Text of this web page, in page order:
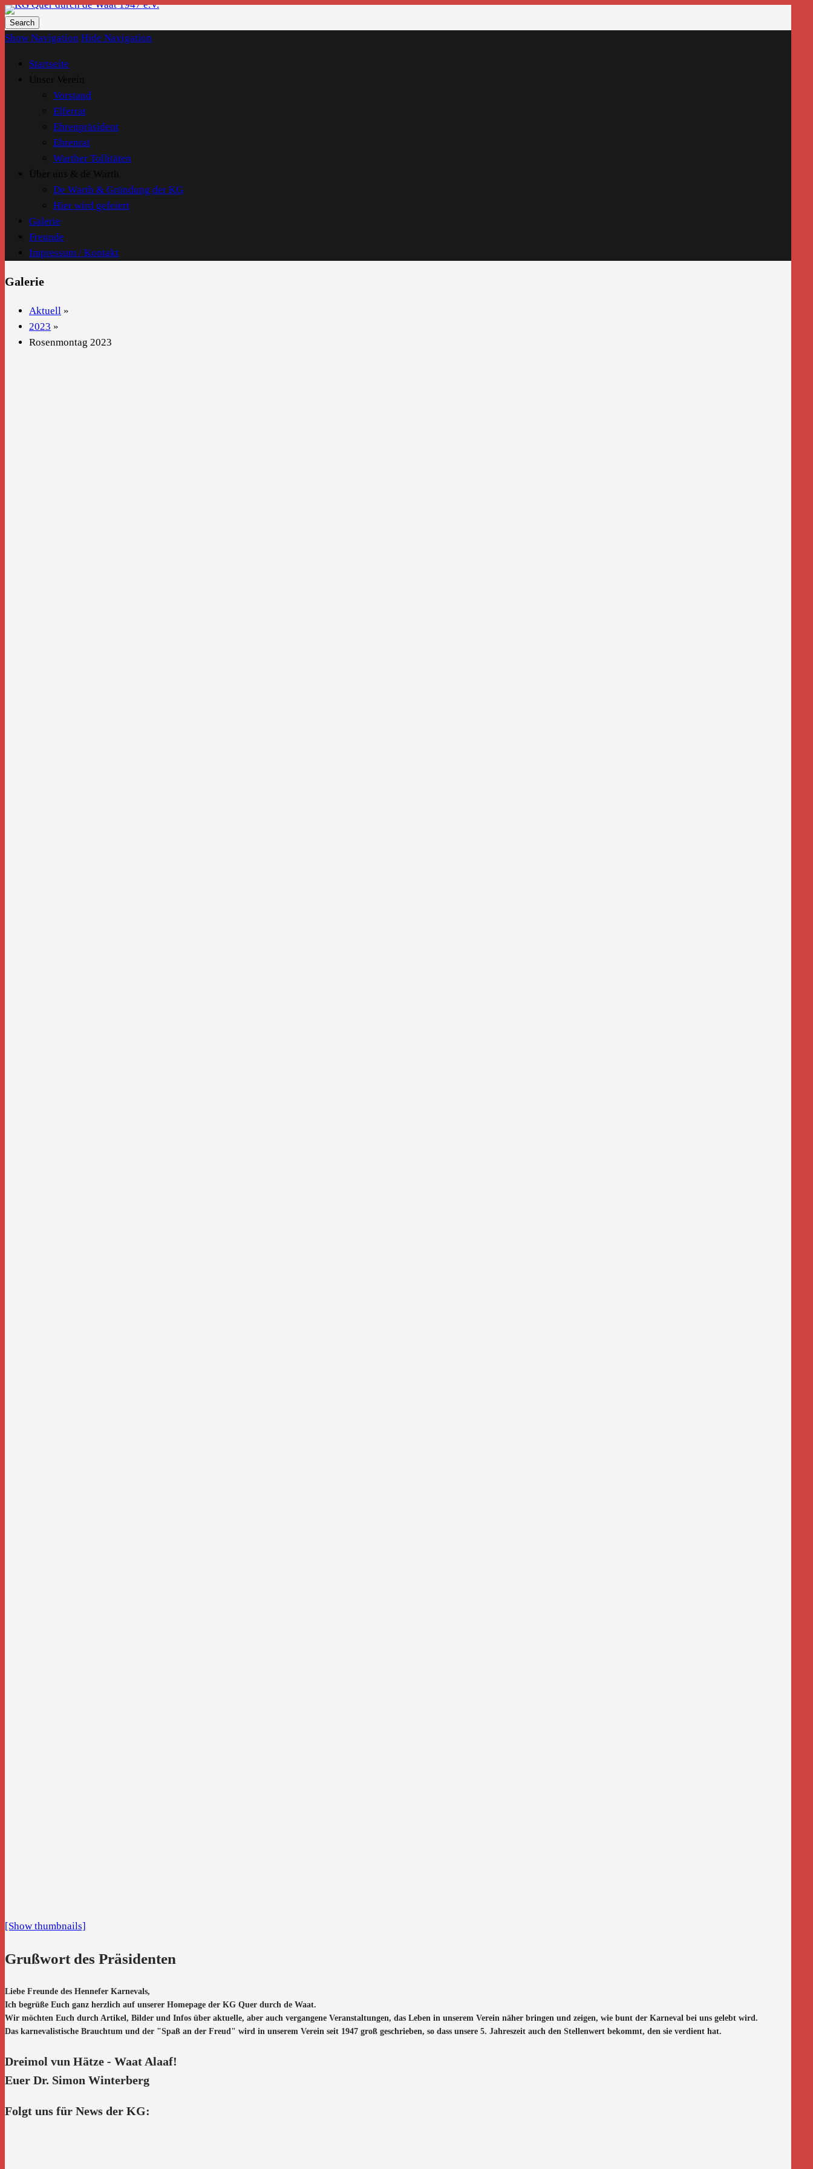
KG Quer durch de Waat 1947 e.V.
Show Navigation Hide Navigation
Startseite
Unser Verein
Vorstand
Elferrat
Ehrenpräsident
Ehrenrat
Warther Tollitäten
Über uns & de Warth
De Warth & Gründung der KG
Hier wird gefeiert
Galerie
Freunde
Impressum / Kontakt
Galerie
Aktuell »
2023 »
Rosenmontag 2023
[Show thumbnails]
Grußwort des Präsidenten
Liebe Freunde des Hennefer Karnevals,
Ich begrüße Euch ganz herzlich auf unserer Homepage der KG Quer durch de Waat.
Wir möchten Euch durch Artikel, Bilder und Infos über aktuelle, aber auch vergangene Veranstaltungen, das Leben in unserem Verein näher bringen und zeigen, wie bunt der Karneval bei uns gelebt wird.
Das karnevalistische Brauchtum und der "Spaß an der Freud" wird in unserem Verein seit 1947 groß geschrieben, so dass unsere 5. Jahreszeit auch den Stellenwert bekommt, den sie verdient hat.
Dreimol vun Hätze - Waat Alaaf!
Euer Dr. Simon Winterberg
Folgt uns für News der KG: